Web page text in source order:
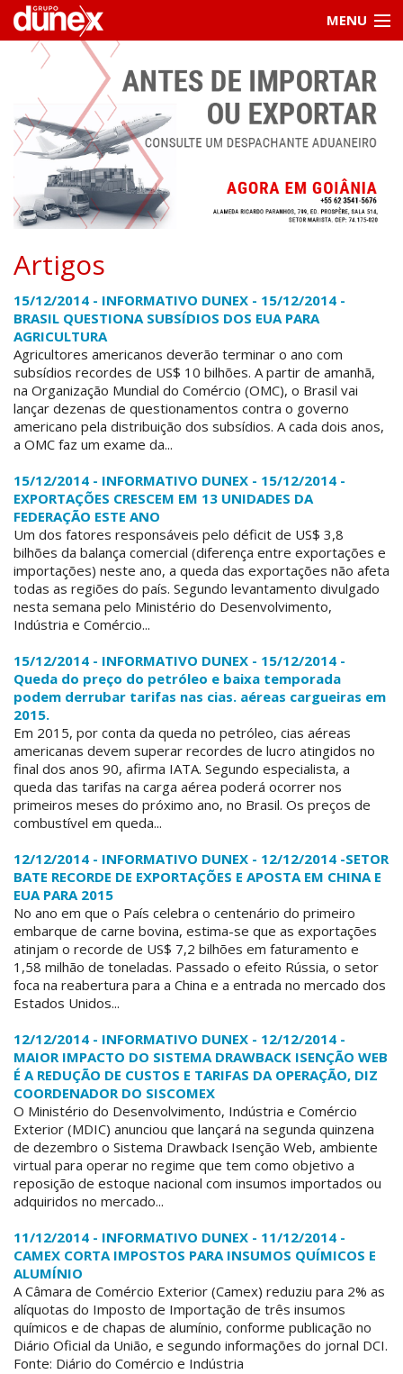
MENU
Home
Institucional
Serviços
Informações
Contato / cotações
Clientes
Artigos
15/12/2014 - INFORMATIVO DUNEX - 15/12/2014 -
BRASIL QUESTIONA SUBSÍDIOS DOS EUA PARA
AGRICULTURA
Agricultores americanos deverão terminar o ano com
subsídios recordes de US$ 10 bilhões. A partir de amanhã,
na Organização Mundial do Comércio (OMC), o Brasil vai
lançar dezenas de questionamentos contra o governo
americano pela distribuição dos subsídios. A cada dois anos,
a OMC faz um exame da...
15/12/2014 - INFORMATIVO DUNEX - 15/12/2014 -
EXPORTAÇÕES CRESCEM EM 13 UNIDADES DA
FEDERAÇÃO ESTE ANO
Um dos fatores responsáveis pelo déficit de US$ 3,8
bilhões da balança comercial (diferença entre exportações e
importações) neste ano, a queda das exportações não afeta
todas as regiões do país. Segundo levantamento divulgado
nesta semana pelo Ministério do Desenvolvimento,
Indústria e Comércio...
15/12/2014 - INFORMATIVO DUNEX - 15/12/2014 -
Queda do preço do petróleo e baixa temporada
podem derrubar tarifas nas cias. aéreas cargueiras em
2015.
Em 2015, por conta da queda no petróleo, cias aéreas
americanas devem superar recordes de lucro atingidos no
final dos anos 90, afirma IATA. Segundo especialista, a
queda das tarifas na carga aérea poderá ocorrer nos
primeiros meses do próximo ano, no Brasil. Os preços de
combustível em queda...
12/12/2014 - INFORMATIVO DUNEX - 12/12/2014 -SETOR
BATE RECORDE DE EXPORTAÇÕES E APOSTA EM CHINA E
EUA PARA 2015
No ano em que o País celebra o centenário do primeiro
embarque de carne bovina, estima-se que as exportações
atinjam o recorde de US$ 7,2 bilhões em faturamento e
1,58 milhão de toneladas. Passado o efeito Rússia, o setor
foca na reabertura para a China e a entrada no mercado dos
Estados Unidos...
12/12/2014 - INFORMATIVO DUNEX - 12/12/2014 -
MAIOR IMPACTO DO SISTEMA DRAWBACK ISENÇÃO WEB
É A REDUÇÃO DE CUSTOS E TARIFAS DA OPERAÇÃO, DIZ
COORDENADOR DO SISCOMEX
O Ministério do Desenvolvimento, Indústria e Comércio
Exterior (MDIC) anunciou que lançará na segunda quinzena
de dezembro o Sistema Drawback Isenção Web, ambiente
virtual para operar no regime que tem como objetivo a
reposição de estoque nacional com insumos importados ou
adquiridos no mercado...
11/12/2014 - INFORMATIVO DUNEX - 11/12/2014 -
CAMEX CORTA IMPOSTOS PARA INSUMOS QUÍMICOS E
ALUMÍNIO
A Câmara de Comércio Exterior (Camex) reduziu para 2% as
alíquotas do Imposto de Importação de três insumos
químicos e de chapas de alumínio, conforme publicação no
Diário Oficial da União, e segundo informações do jornal DCI.
Fonte: Diário do Comércio e Indústria